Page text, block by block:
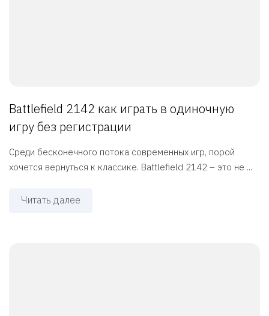
Battlefield 2142 как играть в одиночную
игру без регистрации
Среди бесконечного потока современных игр, порой
хочется вернуться к классике. Battlefield 2142 – это не ...
Читать далее